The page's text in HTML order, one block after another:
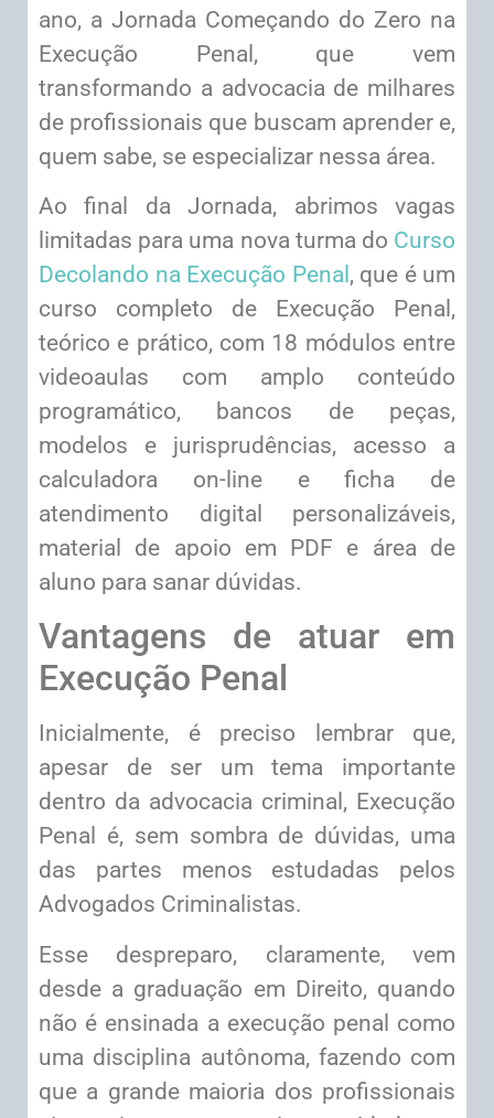
ano, a Jornada Começando do Zero na
Execução Penal, que vem
transformando a advocacia de milhares
de profissionais que buscam aprender e,
quem sabe, se especializar nessa área.
Ao final da Jornada, abrimos vagas
limitadas para uma nova turma do Curso
Decolando na Execução Penal , que é um
curso completo de Execução Penal,
teórico e prático, com 18 módulos entre
videoaulas com amplo conteúdo
programático, bancos de peças,
modelos e jurisprudências, acesso a
calculadora on-line e ficha de
atendimento digital personalizáveis,
material de apoio em PDF e área de
aluno para sanar dúvidas.
Vantagens de atuar em
Execução Penal
Inicialmente, é preciso lembrar que,
apesar de ser um tema importante
dentro da advocacia criminal, Execução
Penal é, sem sombra de dúvidas, uma
das partes menos estudadas pelos
Advogados Criminalistas.
Esse despreparo, claramente, vem
desde a graduação em Direito, quando
não é ensinada a execução penal como
uma disciplina autônoma, fazendo com
que a grande maioria dos profissionais